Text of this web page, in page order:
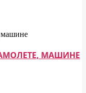
МАШИНЕ